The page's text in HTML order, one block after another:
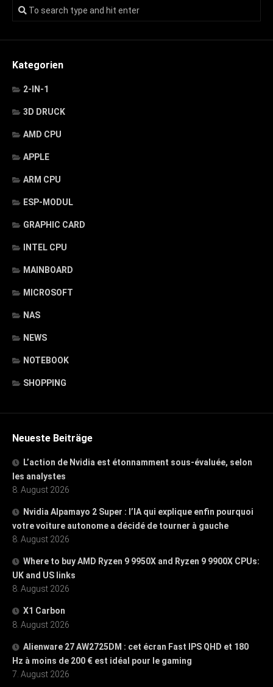
Kategorien
2-IN-1
3D DRUCK
AMD CPU
APPLE
ARM CPU
ESP-MODUL
GRAPHIC CARD
INTEL CPU
MAINBOARD
MICROSOFT
NAS
NEWS
NOTEBOOK
SHOPPING
Neueste Beiträge
L’action de Nvidia est étonnamment sous-évaluée, selon
les analystes
8. August 2026
Nvidia Alpamayo 2 Super : l’IA qui explique enfin pourquoi
votre voiture autonome a décidé de tourner à gauche
8. August 2026
Where to buy AMD Ryzen 9 9950X and Ryzen 9 9900X CPUs:
UK and US links
8. August 2026
X1 Carbon
8. August 2026
Alienware 27 AW2725DM : cet écran Fast IPS QHD et 180
Hz à moins de 200 € est idéal pour le gaming
7. August 2026